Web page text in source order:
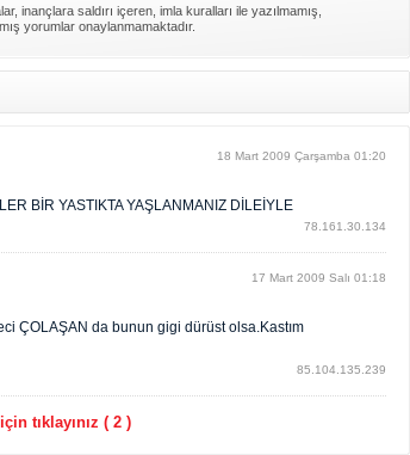
inançlara saldırı içeren, imla kuralları ile yazılmamış,
yorumlar onaylanmamaktadır.
18 Mart 2009 Çarşamba 01:20
BİR YASTIKTA YAŞLANMANIZ DİLEİYLE
78.161.30.134
17 Mart 2009 Salı 01:18
ÇOLAŞAN da bunun gigi dürüst olsa.Kastım
85.104.135.239
tıklayınız ( 2 )